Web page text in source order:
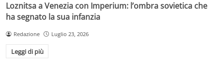
Loznitsa a Venezia con Imperium: l’ombra sovietica che
ha segnato la sua infanzia
Redazione Luglio 23, 2026
Leggi di più